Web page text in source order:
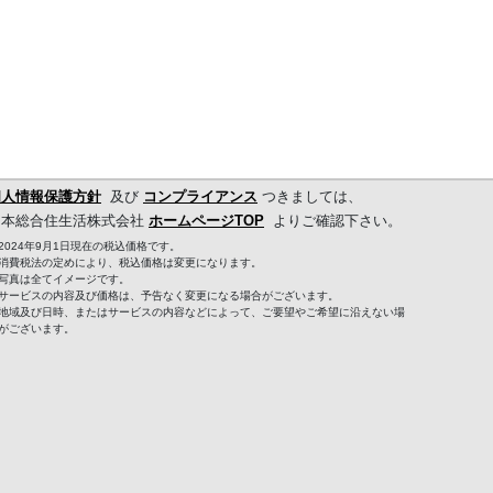
情報保護方針 及び コンプライアンス つきましては、
本総合住生活株式会社 ホームページTOP よりご確認下さい。
年9月1日現在の税込価格です。
費税法の定めにより、税込価格は変更になります。
真は全てイメージです。
ービスの内容及び価格は、予告なく変更になる場合がございます。
域及び日時、またはサービスの内容などによって、ご要望やご希望に沿えない場
ございます。